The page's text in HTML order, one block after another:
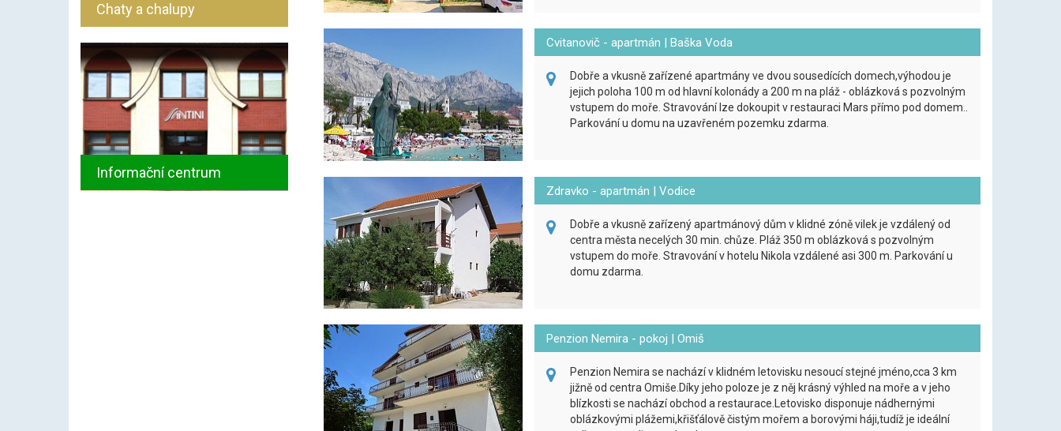
Chaty a chalupy
Informační centrum
Cvitanovič - apartmán | Baška Voda
Dobře a vkusně zařízené apartmány ve dvou sousedících domech,výhodou je
jejich poloha 100 m od hlavní kolonády a 200 m na pláž - oblázková s pozvolným
vstupem do moře. Stravování lze dokoupit v restauraci Mars přímo pod domem..
Parkování u domu na uzavřeném pozemku zdarma.
Zdravko - apartmán | Vodice
Dobře a vkusně zařízený apartmánový dům v klidné zóně vilek je vzdálený od
centra města necelých 30 min. chůze. Pláž 350 m oblázková s pozvolným
vstupem do moře. Stravování v hotelu Nikola vzdálené asi 300 m. Parkování u
domu zdarma.
Penzion Nemira - pokoj | Omiš
Penzion Nemira se nachází v klidném letovisku nesoucí stejné jméno,cca 3 km
jižně od centra Omiše.Díky jeho poloze je z něj krásný výhled na moře a v jeho
blízkosti se nachází obchod a restaurace.Letovisko disponuje nádhernými
oblázkovými plážemi,křišťálově čistým mořem a borovými háji,tudíž je ideální